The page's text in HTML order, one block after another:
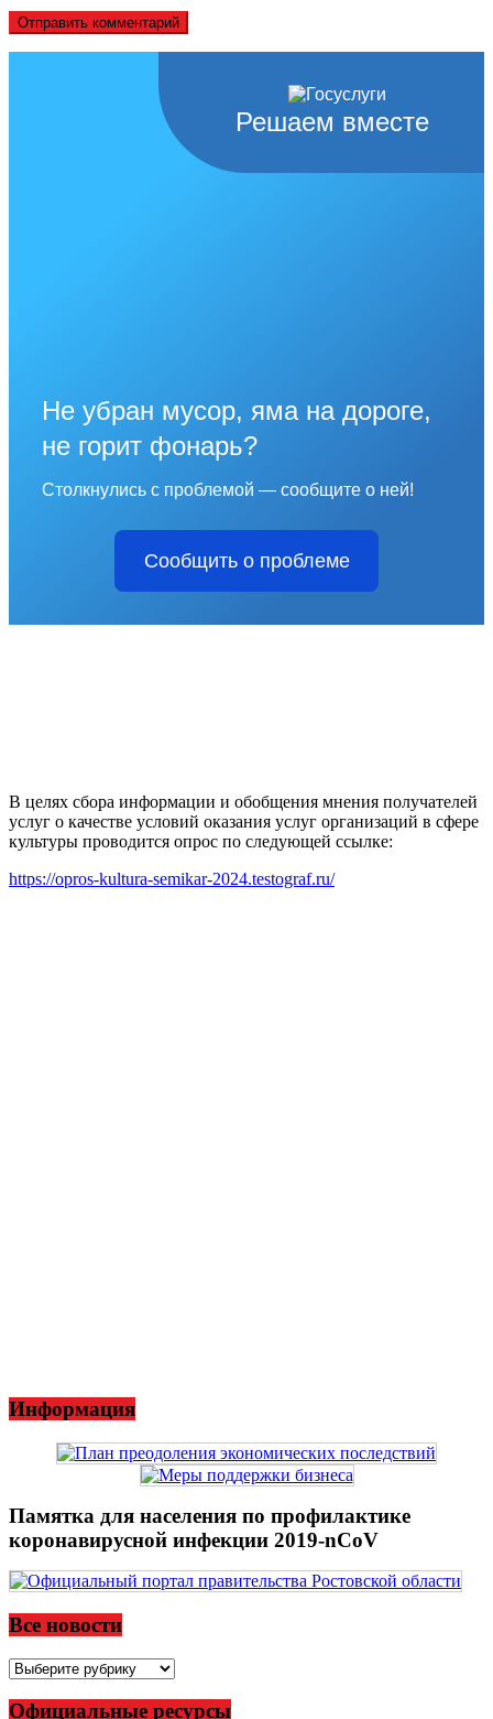
Решаем вместе
Не убран мусор, яма на дороге,
не горит фонарь?
Столкнулись с проблемой — сообщите о ней!
Сообщить о проблеме
В целях сбора информации и обобщения мнения получателей
услуг о качестве условий оказания услуг организаций в сфере
культуры проводится опрос по следующей ссылке:
https://opros-kultura-semikar-2024.testograf.ru/
Информация
Памятка для населения по профилактике
коронавирусной инфекции 2019-nCoV
Все новости
Все
Официальные ресурсы